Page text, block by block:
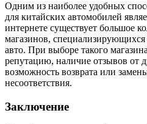
Одним из наиболее удобных
для китайских автомобилей
интернете существует большое
магазинов, специализирующихся
авто. При выборе такого
репутацию, наличие отзывов от
возможность возврата или
несоответствия.
Заключение